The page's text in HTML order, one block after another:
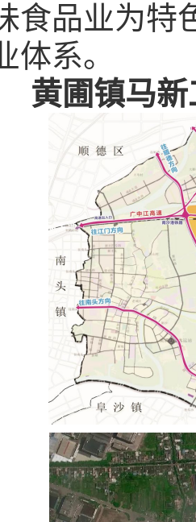
食品业为特
体系。
黄圃镇马